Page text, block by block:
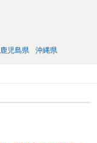
鹿児島県 沖縄県